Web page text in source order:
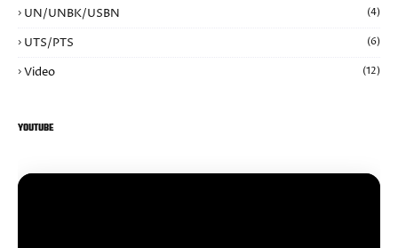
UN/UNBK/USBN (4)
UTS/PTS (6)
Video (12)
YOUTUBE